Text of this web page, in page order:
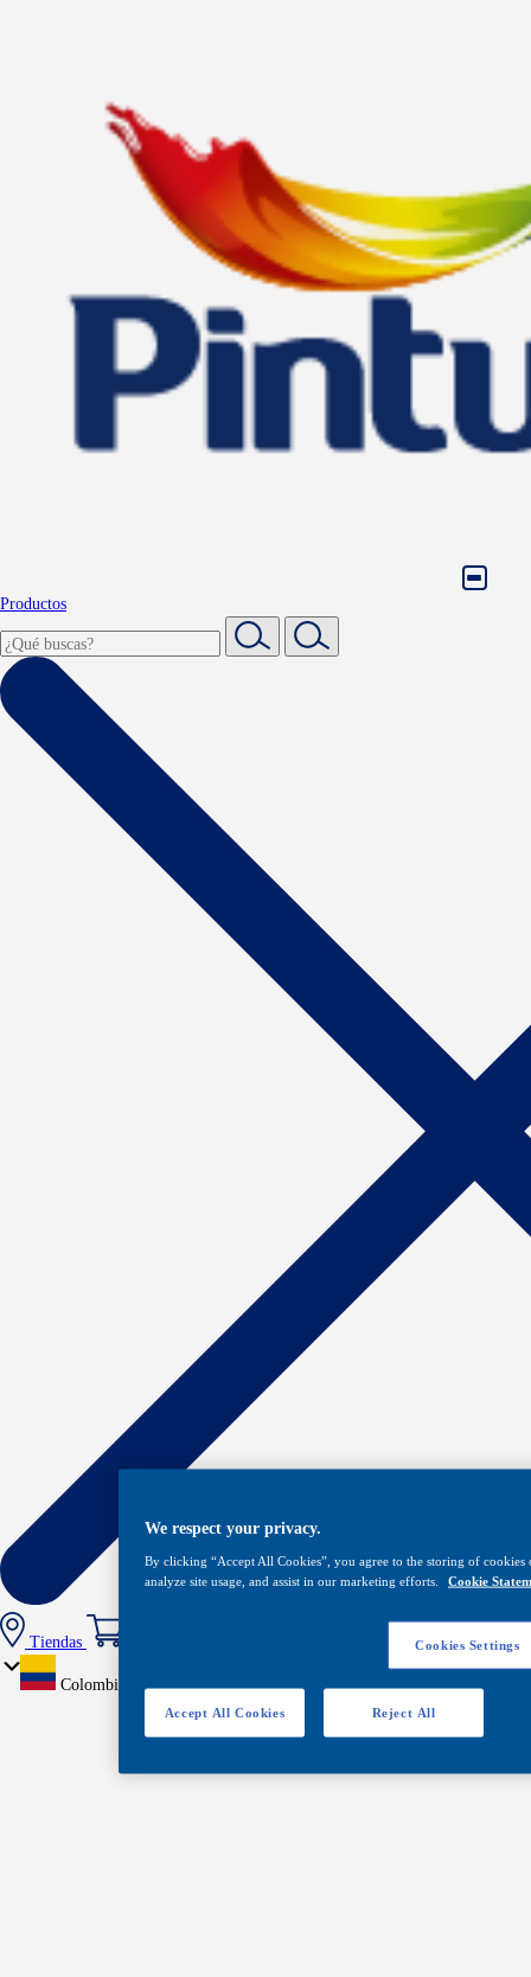
Productos
Tiendas
Colombia
We respect your privacy.
By clicking “Accept All Cookies”, you agree to the storing of
analyze site usage, and assist in our marketing efforts.
Cookie
Cookies Settings
Reject All
Accept All Cookies